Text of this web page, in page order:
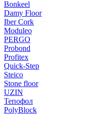
Bonkeel
Damy Floor
Iber Cork
Moduleo
PERGO
Probond
Profitex
Quick-Step
Steico
Stone floor
UZIN
Тепофол
PolyBlock